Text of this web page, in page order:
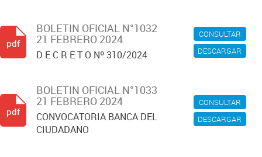
CONSULTAR
DESCARGAR
BOLETIN OFICIAL N°1032
21 FEBRERO 2024
D E C R E T O Nº 310/2024
pdf
CONSULTAR
DESCARGAR
BOLETIN OFICIAL N°1033
21 FEBRERO 2024
CONVOCATORIA BANCA DEL
CIUDADANO
pdf